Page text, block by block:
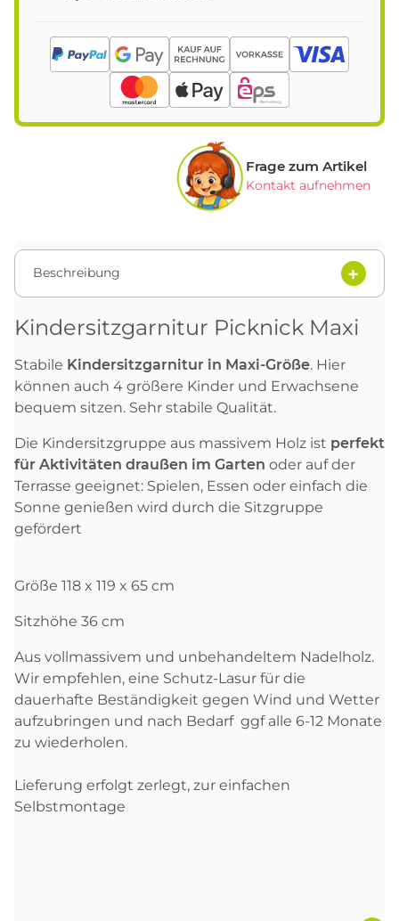
Frage zum Artikel
Kontakt aufnehmen
Beschreibung
Kindersitzgarnitur Picknick Maxi
Stabile Kindersitzgarnitur in Maxi-Größe. Hier
können auch 4 größere Kinder und Erwachsene
bequem sitzen. Sehr stabile Qualität.
Die Kindersitzgruppe aus massivem Holz ist perfekt
für Aktivitäten draußen im Garten oder auf der
Terrasse geeignet: Spielen, Essen oder einfach die
Sonne genießen wird durch die Sitzgruppe
gefördert
Größe 118 x 119 x 65 cm
Sitzhöhe 36 cm
Aus vollmassivem und unbehandeltem Nadelholz.
Wir empfehlen, eine Schutz-Lasur für die
dauerhafte Beständigkeit gegen Wind und Wetter
aufzubringen und nach Bedarf ggf alle 6-12 Monate
zu wiederholen.
Lieferung erfolgt zerlegt, zur einfachen
Selbstmontage